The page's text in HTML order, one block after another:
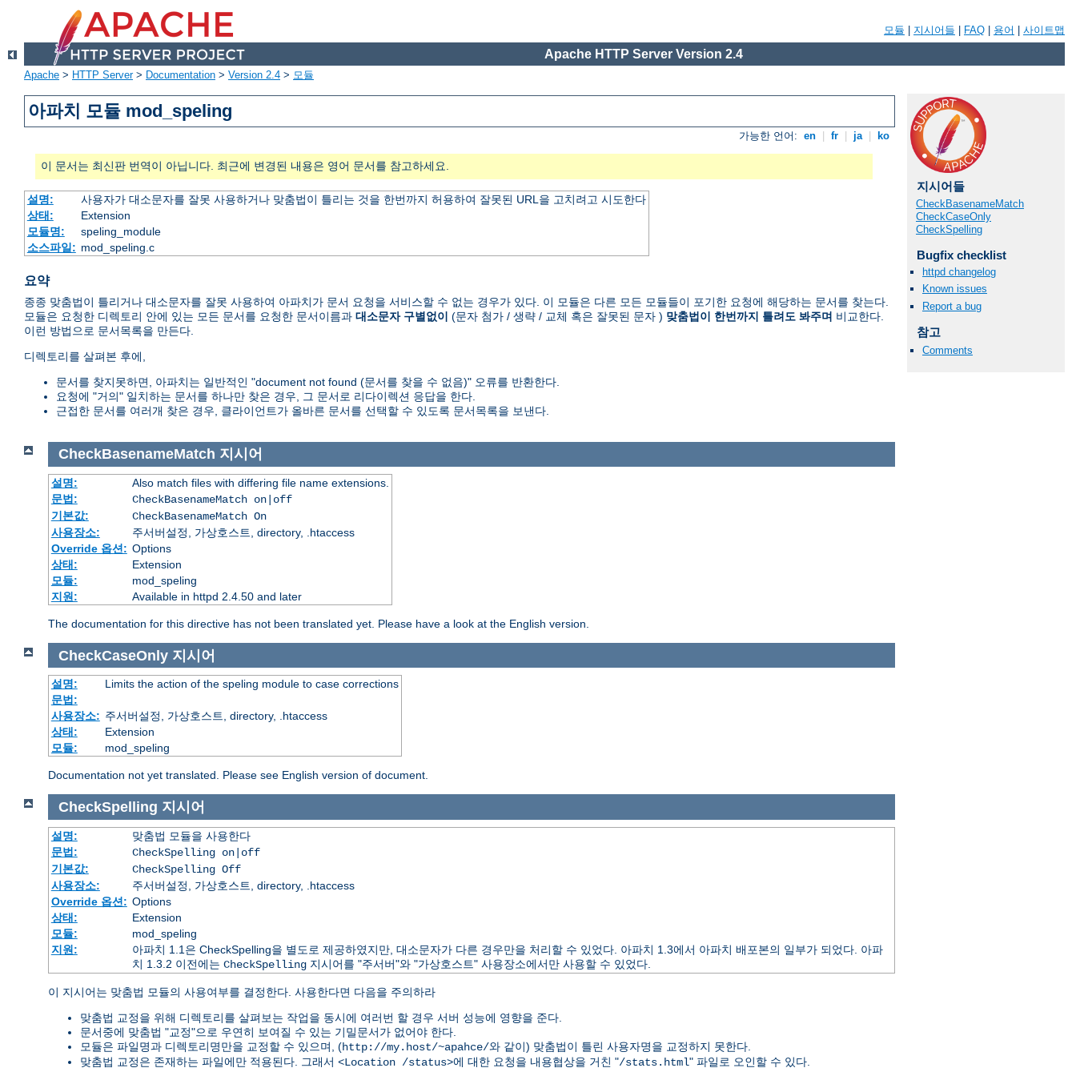
모듈 지시어들 FAQ 용어 사이트맵
Apache HTTP Server Version 2.4
Apache > HTTP Server> Documentation > Version 2.4 > 모듈
아파치 모듈 mod_speling
가능한 언어: en fr ja ko
이 문서는 최신판 번역이 아닙니다. 최근에 변경된 내용은 영어 문서를 참고하세요.
설명:
사용자가 대소문자를 잘못 사용하거나 맞춤법이 틀리는 것을 한번까지 허용하여 잘못된 URL을 고치려고 시도한다
상태:
Extension
모듈명:
speling_module
소스파일: mod_speling.c
요약
종종 맞춤법이 틀리거나 대소문자를 잘못 사용하여 아파치가 문서 요청을 서비스할 수 없는 경우가 있다. 이 모듈은 다른 모든 모듈들이 포기한 요청에 해당하는 문서를 찾는다.
모듈은 요청한 디렉토리 안에 있는 모든 문서를 요청한 문서이름과 대소문자 구별없이 (문자 첨가 / 생략 / 교체 혹은 잘못된 문자 ) 맞춤법이 한번까지 틀려도 봐주며 비교한다.
이런 방법으로 문서목록을 만든다.
디렉토리를 살펴본 후에,
문서를 찾지못하면, 아파치는 일반적인 "document not found (문서를 찾을 수 없음)" 오류를 반환한다.
요청에 "거의" 일치하는 문서를 하나만 찾은 경우, 그 문서로 리다이렉션 응답을 한다.
근접한 문서를 여러개 찾은 경우, 클라이언트가 올바른 문서를 선택할 수 있도록 문서목록을 보낸다.
지시어들
CheckBasenameMatch
CheckCaseOnly
CheckSpelling
Bugfix checklist
httpd changelog
Known issues
Report a bug
참고
Comments
CheckBasenameMatch 지시어
설명:
Also match files with differing file name extensions.
문법:
CheckBasenameMatch on|off
기본값:
CheckBasenameMatch On
사용장소:
주서버설정, 가상호스트, directory, .htaccess
Override 옵션: Options
상태:
Extension
모듈:
mod_speling
지원:
Available in httpd 2.4.50 and later
The documentation for this directive has not been translated yet. Please have a look at the English version.
CheckCaseOnly 지시어
설명:
Limits the action of the speling module to case corrections
문법:
사용장소: 주서버설정, 가상호스트, directory, .htaccess
상태:
Extension
모듈:
mod_speling
Documentation not yet translated. Please see English version of document.
CheckSpelling 지시어
설명:
맞춤법 모듈을 사용한다
문법:
CheckSpelling on|off
기본값:
CheckSpelling Off
사용장소:
주서버설정, 가상호스트, directory, .htaccess
Override 옵션: Options
상태:
Extension
모듈:
mod_speling
지원:
아파치 1.1은 CheckSpelling을 별도로 제공하였지만, 대소문자가 다른 경우만을 처리할 수 있었다. 아파치 1.3에서 아파치 배포본의 일부가 되었다. 아파
치 1.3.2 이전에는 CheckSpelling지시어를 "주서버"와 "가상호스트" 사용장소에서만 사용할 수 있었다.
이 지시어는 맞춤법 모듈의 사용여부를 결정한다. 사용한다면 다음을 주의하라
맞춤법 교정을 위해 디렉토리를 살펴보는 작업을 동시에 여러번 할 경우 서버 성능에 영향을 준다.
문서중에 맞춤법 "교정"으로 우연히 보여질 수 있는 기밀문서가 없어야 한다.
모듈은 파일명과 디렉토리명만을 교정할 수 있으며, (http://my.host/~apahce/와 같이) 맞춤법이 틀린 사용자명을 교정하지 못한다.
맞춤법 교정은 존재하는 파일에만 적용된다. 그래서 <Location /status>에 대한 요청을 내용협상을 거친 "/stats.html" 파일로 오인할 수 있다.